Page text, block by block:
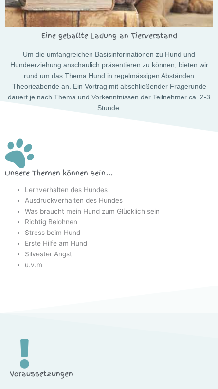
Eine geballte Ladung an Tierverstand
Um die umfangreichen Basisinformationen zu Hund und
Hundeerziehung anschaulich präsentieren zu können, bieten wir
rund um das Thema Hund in regelmässigen Abständen
Theorieabende an. Ein Vortrag mit abschließender Fragerunde
dauert je nach Thema und Vorkenntnissen der Teilnehmer ca. 2-3
Stunde.
Unsere Themen können sein...
Lernverhalten des Hundes
Ausdruckverhalten des Hundes
Was braucht mein Hund zum Glücklich sein
Richtig Belohnen
Stress beim Hund
Erste Hilfe am Hund
Silvester Angst
u.v.m
Voraussetzungen